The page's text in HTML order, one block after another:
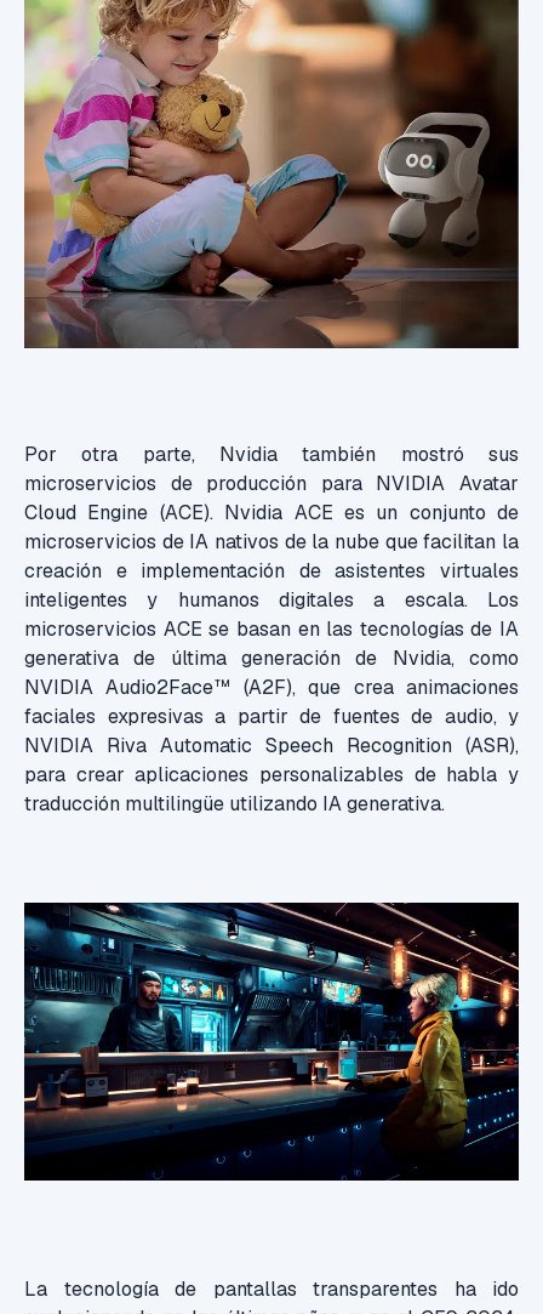
Por otra parte, Nvidia también mostró sus
microservicios de producción para NVIDIA Avatar
Cloud Engine (ACE). Nvidia ACE es un conjunto de
microservicios de IA nativos de la nube que facilitan la
creación e implementación de asistentes virtuales
inteligentes y humanos digitales a escala. Los
microservicios ACE se basan en las tecnologías de IA
generativa de última generación de Nvidia, como
NVIDIA Audio2Face™ (A2F), que crea animaciones
faciales expresivas a partir de fuentes de audio, y
NVIDIA Riva Automatic Speech Recognition (ASR),
para crear aplicaciones personalizables de habla y
traducción multilingüe utilizando IA generativa.
La tecnología de pantallas transparentes ha ido